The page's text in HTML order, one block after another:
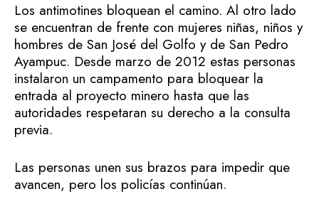
Los antimotines bloquean el camino. Al otro lado
se encuentran de frente con mujeres niñas, niños y
hombres de San José del Golfo y de San Pedro
Ayampuc. Desde marzo de 2012 estas personas
instalaron un campamento para bloquear la
entrada al proyecto minero hasta que las
autoridades respetaran su derecho a la consulta
previa.
Las personas unen sus brazos para impedir que
avancen, pero los policías continúan.